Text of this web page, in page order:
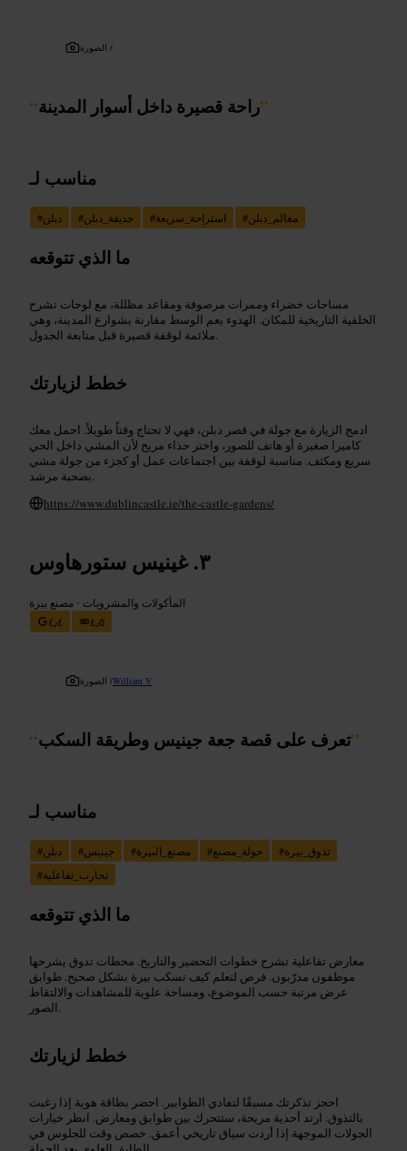
الصورة /
“راحة قصيرة داخل أسوار المدينة”
مناسب لـ
#دبلن #حديقة_دبلن #استراحة_سريعة #معالم_دبلن
ما الذي تتوقعه
مساحات خضراء وممرات مرصوفة ومقاعد مظللة، مع لوحات تشرح
الخلفية التاريخية للمكان. الهدوء يعم الوسط مقارنة بشوارع المدينة، وهي
ملائمة لوقفة قصيرة قبل متابعة الجدول.
خطط لزيارتك
ادمج الزيارة مع جولة في قصر دبلن، فهي لا تحتاج وقتاً طويلاً. احمل معك
كاميرا صغيرة أو هاتف للصور، واختر حذاء مريح لأن المشي داخل الحي
سريع ومكثف. مناسبة لوقفة بين اجتماعات عمل أو كجزء من جولة مشي
بصحبة مرشد.
https://www.dublincastle.ie/the-castle-gardens/
غينيس ستورهاوس
المأكولات والمشروبات • مصنع بيرة
٤٫٤
٤٫٥
الصورة /William V
“تعرف على قصة جعة جينيس وطريقة السكب”
مناسب لـ
#دبلن #جينيس #مصنع_البيرة #جولة_مصنع #تذوق_بيرة
#تجارب_تفاعلية
ما الذي تتوقعه
معارض تفاعلية تشرح خطوات التحضير والتاريخ. محطات تذوق يشرحها
موظفون مدرّبون. فرص لتعلم كيف تسكب بيرة بشكل صحيح. طوابق
عرض مرتبة حسب الموضوع، ومساحة علوية للمشاهدات والالتقاط
الصور.
خطط لزيارتك
احجز تذكرتك مسبقًا لتفادي الطوابير. احضر بطاقة هوية إذا رغبت
بالتذوق. ارتد أحذية مريحة، ستتحرك بين طوابق ومعارض. انظر خيارات
الجولات الموجهة إذا أردت سياق تاريخي أعمق. خصص وقت للجلوس في